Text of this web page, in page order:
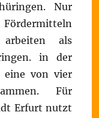
Nur
arbeiten als
in der
eine von vier
Für
Erfurt nutzt